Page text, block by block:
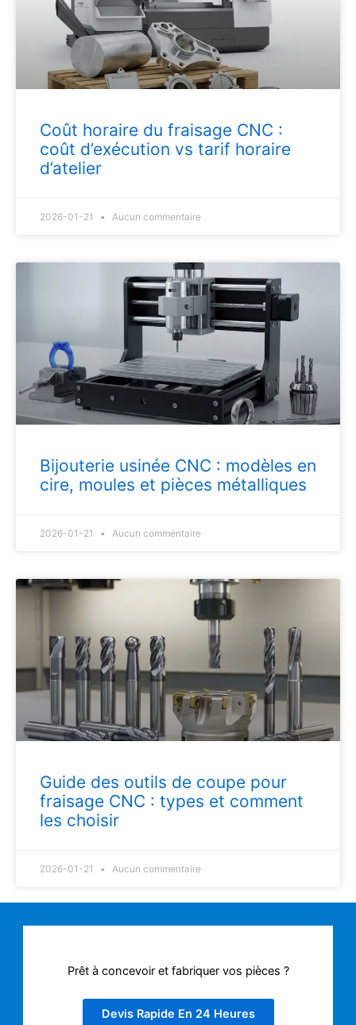
Coût horaire du fraisage CNC :
coût d’exécution vs tarif horaire
d’atelier
2026-01-21 Aucun commentaire
Bijouterie usinée CNC : modèles en
cire, moules et pièces métalliques
2026-01-21 Aucun commentaire
Guide des outils de coupe pour
fraisage CNC : types et comment
les choisir
2026-01-21 Aucun commentaire
Prêt à concevoir et fabriquer vos pièces ?
Devis Rapide En 24 Heures